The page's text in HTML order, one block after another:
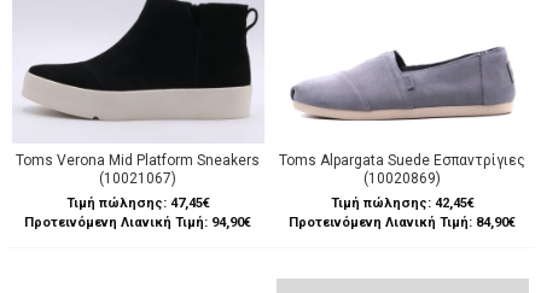
Toms Verona Mid Platform Sneakers
(10021067)
Τιμή πώλησης: 47,45€
Προτεινόμενη Λιανική Τιμή: 94,90€
Toms Alpargata Suede Εσπαντρίγιες
(10020869)
Τιμή πώλησης: 42,45€
Προτεινόμενη Λιανική Τιμή: 84,90€